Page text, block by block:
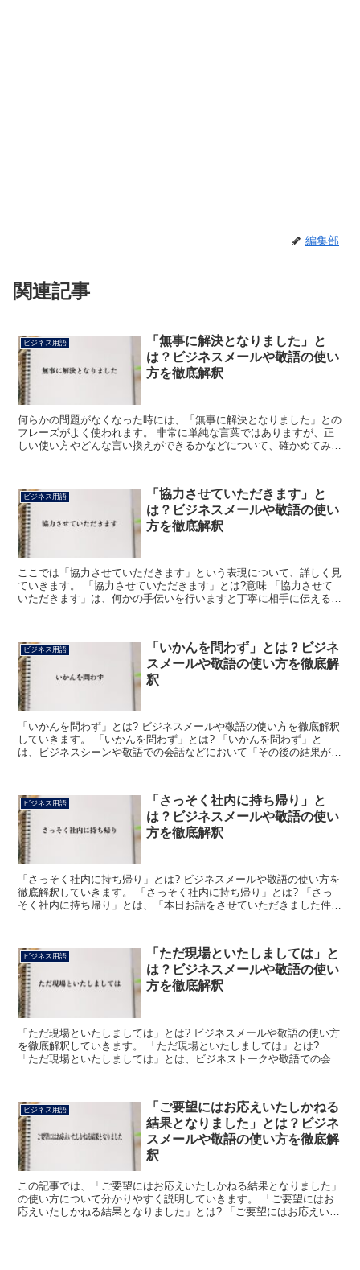
編集部
関連記事
ビジネス用語
「無事に解決となりました」と
は？ビジネスメールや敬語の使い
方を徹底解釈
何らかの問題がなくなった時には、「無事に解決となりました」との
フレーズがよく使われます。 非常に単純な言葉ではありますが、正
しい使い方やどんな言い換えができるかなどについて、確かめてみま
ビジネス用語
「協力させていただきます」と
は？ビジネスメールや敬語の使い
方を徹底解釈
ここでは「協力させていただきます」という表現について、詳しく見
ていきます。 「協力させていただきます」とは?意味 「協力させて
いただきます」は、何かの手伝いを行いますと丁寧に相手に伝えるた
ビジネス用語
「いかんを問わず」とは？ビジネ
スメールや敬語の使い方を徹底解
釈
「いかんを問わず」とは? ビジネスメールや敬語の使い方を徹底解釈
していきます。 「いかんを問わず」とは? 「いかんを問わず」と
は、ビジネスシーンや敬語での会話などにおいて「その後の結果がど
ビジネス用語
「さっそく社内に持ち帰り」と
は？ビジネスメールや敬語の使い
方を徹底解釈
「さっそく社内に持ち帰り」とは? ビジネスメールや敬語の使い方を
徹底解釈していきます。 「さっそく社内に持ち帰り」とは? 「さっ
そく社内に持ち帰り」とは、「本日お話をさせていただきました件に
ビジネス用語
「ただ現場といたしましては」と
は？ビジネスメールや敬語の使い
方を徹底解釈
「ただ現場といたしましては」とは? ビジネスメールや敬語の使い方
を徹底解釈していきます。 「ただ現場といたしましては」とは?
「ただ現場といたしましては」とは、ビジネストークや敬語での会話
ビジネス用語
「ご要望にはお応えいたしかねる
結果となりました」とは？ビジネ
スメールや敬語の使い方を徹底解
釈
この記事では、「ご要望にはお応えいたしかねる結果となりました」
の使い方について分かりやすく説明していきます。 「ご要望にはお
応えいたしかねる結果となりました」とは? 「ご要望にはお応えいた